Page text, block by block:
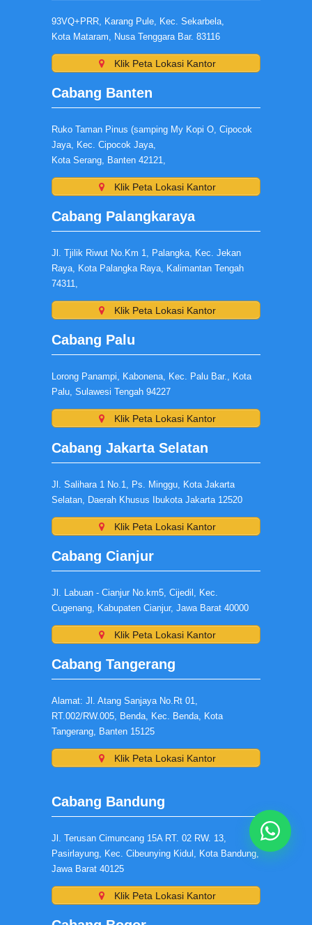
93VQ+PRR, Karang Pule, Kec. Sekarbela,
Kota Mataram, Nusa Tenggara Bar. 83116
Klik Peta Lokasi Kantor
Cabang Banten
Ruko Taman Pinus (samping My Kopi O, Cipocok
Jaya, Kec. Cipocok Jaya,
Kota Serang, Banten 42121,
Klik Peta Lokasi Kantor
Cabang Palangkaraya
Jl. Tjilik Riwut No.Km 1, Palangka, Kec. Jekan
Raya, Kota Palangka Raya, Kalimantan Tengah
74311,
Klik Peta Lokasi Kantor
Cabang Palu
Lorong Panampi, Kabonena, Kec. Palu Bar., Kota
Palu, Sulawesi Tengah 94227
Klik Peta Lokasi Kantor
Cabang Jakarta Selatan
Jl. Salihara 1 No.1, Ps. Minggu, Kota Jakarta
Selatan, Daerah Khusus Ibukota Jakarta 12520
Klik Peta Lokasi Kantor
Cabang Cianjur
Jl. Labuan - Cianjur No.km5, Cijedil, Kec.
Cugenang, Kabupaten Cianjur, Jawa Barat 40000
Klik Peta Lokasi Kantor
Cabang Tangerang
Alamat: Jl. Atang Sanjaya No.Rt 01,
RT.002/RW.005, Benda, Kec. Benda, Kota
Tangerang, Banten 15125
Klik Peta Lokasi Kantor
Cabang Bandung
Jl. Terusan Cimuncang 15A RT. 02 RW. 13,
Pasirlayung, Kec. Cibeunying Kidul, Kota Bandung,
Jawa Barat 40125
Klik Peta Lokasi Kantor